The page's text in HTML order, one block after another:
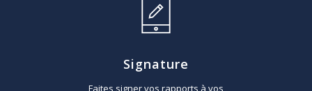
Signature
Faites signer vos rapports à vos